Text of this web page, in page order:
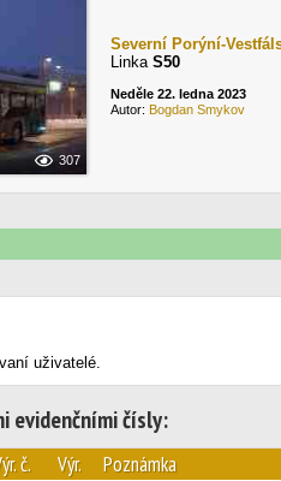
307
Severní Porýní-
Linka S50
Neděle 22. ledna 2023
Autor: Bogdan Smykov
uživatelé.
evidenčními čísly:
č. Výr. Poznámka